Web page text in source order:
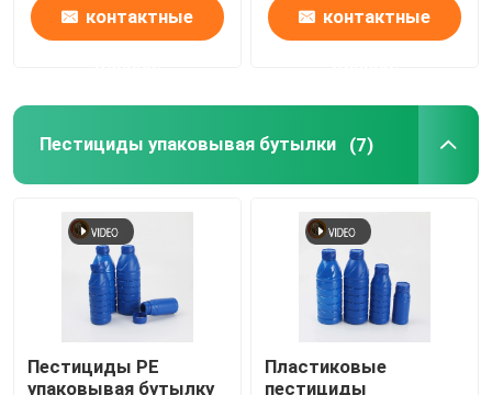
Бутылка тензида прачечной
Пестициды упаковывая бутылки
Пластиковая крышка бутылок
Пластиковая бутылка таблетирует
Пластиковые бутылки Condiment
контактные контактные
Пестициды упаковывая бутылки (7)
Пестициды PE
упаковывая бутылку
Пластиковые
пестициды